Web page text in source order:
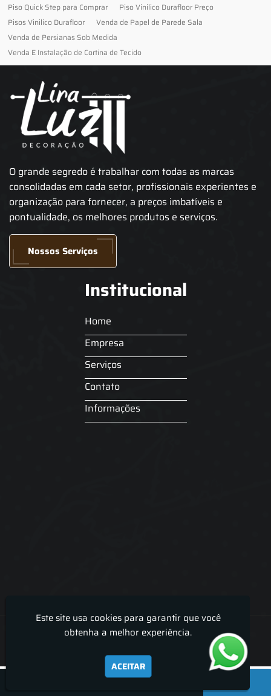
Piso Quick Step para Comprar
Piso Vinilico Durafloor Preço
Pisos Vinilico Durafloor
Venda de Papel de Parede Sala
Venda de Persianas Sob Medida
Venda E Instalação de Cortina de Tecido
O grande segredo é trabalhar com todas as marcas
consolidadas em cada setor, profissionais experientes e
organização para fornecer, a preços imbatíveis e
pontualidade, os melhores produtos e serviços.
Nossos Serviços
Institucional
Home
Empresa
Serviços
Contato
Informações
Lira Luz Decor - Cortinas sob medidas e persianas
Este site usa cookies para garantir que você
obtenha a melhor experiência.
ACEITAR